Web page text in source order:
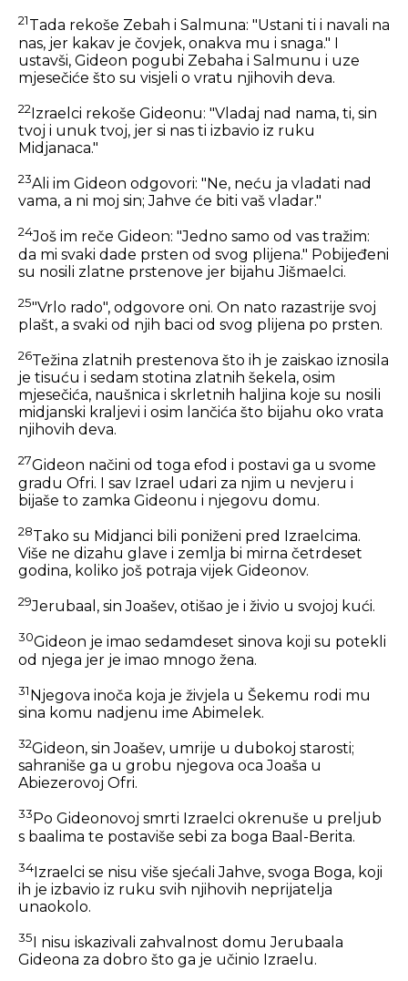
21Tada rekoše Zebah i Salmuna: "Ustani ti i navali na
nas, jer kakav je čovjek, onakva mu i snaga." I
ustavši, Gideon pogubi Zebaha i Salmunu i uze
mjesečiće što su visjeli o vratu njihovih deva.
22Izraelci rekoše Gideonu: "Vladaj nad nama, ti, sin
tvoj i unuk tvoj, jer si nas ti izbavio iz ruku
Midjanaca."
23Ali im Gideon odgovori: "Ne, neću ja vladati nad
vama, a ni moj sin; Jahve će biti vaš vladar."
24Još im reče Gideon: "Jedno samo od vas tražim:
da mi svaki dade prsten od svog plijena." Pobijeđeni
su nosili zlatne prstenove jer bijahu Jišmaelci.
25"Vrlo rado", odgovore oni. On nato razastrije svoj
plašt, a svaki od njih baci od svog plijena po prsten.
26Težina zlatnih prestenova što ih je zaiskao iznosila
je tisuću i sedam stotina zlatnih šekela, osim
mjesečića, naušnica i skrletnih haljina koje su nosili
midjanski kraljevi i osim lančića što bijahu oko vrata
njihovih deva.
27Gideon načini od toga efod i postavi ga u svome
gradu Ofri. I sav Izrael udari za njim u nevjeru i
bijaše to zamka Gideonu i njegovu domu.
28Tako su Midjanci bili poniženi pred Izraelcima.
Više ne dizahu glave i zemlja bi mirna četrdeset
godina, koliko još potraja vijek Gideonov.
29Jerubaal, sin Joašev, otišao je i živio u svojoj kući.
30Gideon je imao sedamdeset sinova koji su potekli
od njega jer je imao mnogo žena.
31Njegova inoča koja je živjela u Šekemu rodi mu
sina komu nadjenu ime Abimelek.
32Gideon, sin Joašev, umrije u dubokoj starosti;
sahraniše ga u grobu njegova oca Joaša u
Abiezerovoj Ofri.
33 Po Gideonovoj smrti Izraelci okrenuše u preljub
s baalima te postaviše sebi za boga Baal-Berita.
34Izraelci se nisu više sjećali Jahve, svoga Boga, koji
ih je izbavio iz ruku svih njihovih neprijatelja
unaokolo.
35
I nisu iskazivali zahvalnost domu Jerubaala
Gideona za dobro što ga je učinio Izraelu.